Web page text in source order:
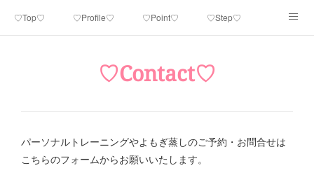
♡Top♡ ♡Profile♡ ♡Point♡ ♡Step♡
♡Studio♡ ♡Instagram♡
♡Contact♡
パーソナルトレーニングやよもぎ蒸しのご予約・お問合せは
こちらのフォームからお願いいたします。